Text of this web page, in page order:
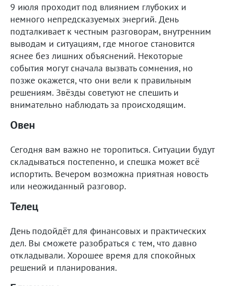
9 июля проходит под влиянием глубоких и
немного непредсказуемых энергий. День
подталкивает к честным разговорам, внутренним
выводам и ситуациям, где многое становится
яснее без лишних объяснений. Некоторые
события могут сначала вызвать сомнения, но
позже окажется, что они вели к правильным
решениям. Звёзды советуют не спешить и
внимательно наблюдать за происходящим.
Овен
Сегодня вам важно не торопиться. Ситуации будут
складываться постепенно, и спешка может всё
испортить. Вечером возможна приятная новость
или неожиданный разговор.
Телец
День подойдёт для финансовых и практических
дел. Вы сможете разобраться с тем, что давно
откладывали. Хорошее время для спокойных
решений и планирования.